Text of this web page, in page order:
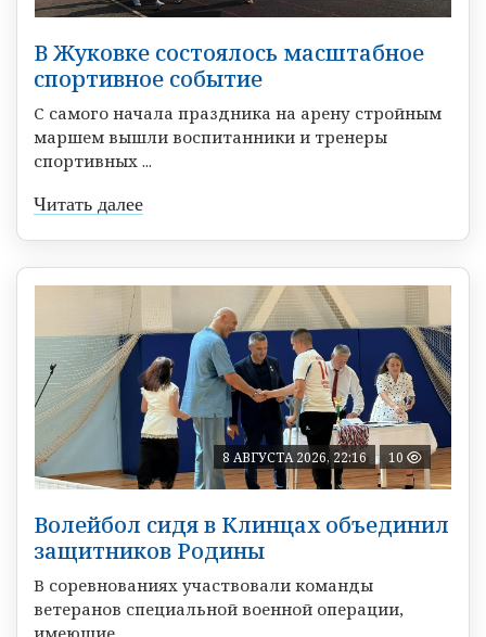
В Жуковке состоялось масштабное
спортивное событие
С самого начала праздника на арену стройным
маршем вышли воспитанники и тренеры
спортивных ...
Читать далее
8 АВГУСТА 2026, 22:16 10
Волейбол сидя в Клинцах объединил
защитников Родины
В соревнованиях участвовали команды
ветеранов специальной военной операции,